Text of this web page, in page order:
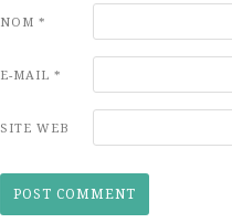
NOM *
E-MAIL *
SITE WEB